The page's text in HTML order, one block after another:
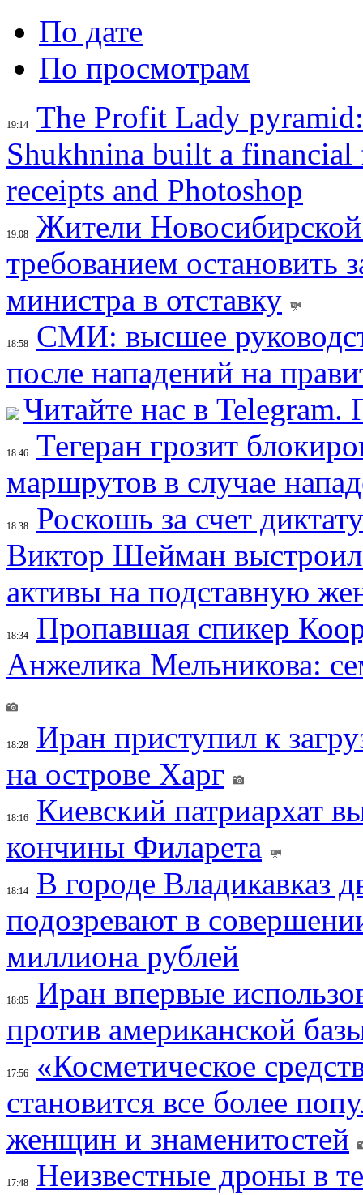
По дате
По просмотрам
19:14
The Profit Lady
Shukhnina built a financial
receipts and Photoshop
19:08
Жители
требованием остановить
министра в отставку
18:58
СМИ: высшее
после нападений на
Читайте нас в
18:46
Тегеран грозит
маршрутов в случае
18:38
Роскошь за счет
Виктор Шейман выстроил
активы на подставную
18:34
Пропавшая спикер
Анжелика Мельникова:
18:28
Иран приступил к
на острове Харг
18:16
Киевский патриархат
кончины Филарета
18:14
В городе Владикавказ
подозревают в
миллиона рублей
18:05
Иран впервые
против американской
17:56
«Косметическое
становится все более
женщин и знаменитостей
17:48
Неизвестные дроны в